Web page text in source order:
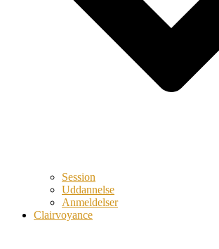
Session
Uddannelse
Anmeldelser
Clairvoyance